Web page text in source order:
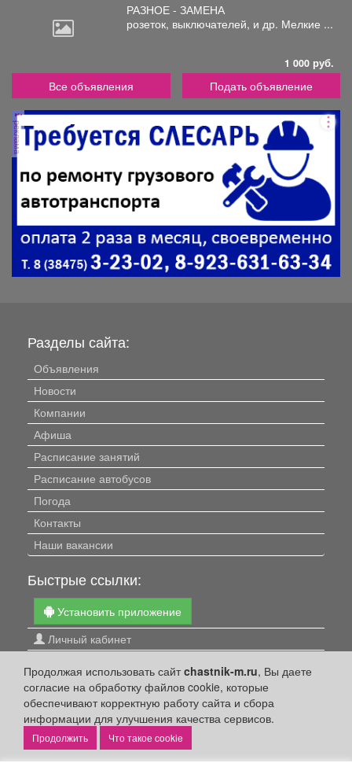
РАЗНОЕ - ЗАМЕНА
розеток, выключателей, и др. Мелкие ...
1 000 руб.
Все объявления Подать объявление
реклама
Продолжая использовать сайтchastnik-m.ru, Вы даете
согласие на обработку файлов cookie, которые
обеспечивают корректную работу сайта и сбора
информации для улучшения качества сервисов.
Что такое cookie
Разделы сайта:
Объявления
Новости
Компании
Афиша
Расписание занятий
Расписание автобусов
Погода
Контакты
Наши вакансии
Быстрые ссылки:
Установить приложение
Личный кабинет
Подать объявление в газету
Поздравить
Скачать газету "Частник-М"